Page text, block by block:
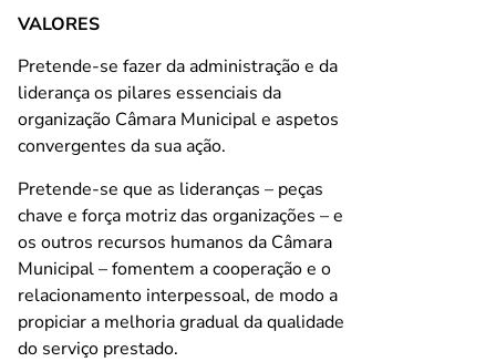
VALORES
Pretende-se fazer da administração e da
liderança os pilares essenciais da
organização Câmara Municipal e aspetos
convergentes da sua ação.
Pretende-se que as lideranças – peças
chave e força motriz das organizações – e
os outros recursos humanos da Câmara
Municipal – fomentem a cooperação e o
relacionamento interpessoal, de modo a
propiciar a melhoria gradual da qualidade
do serviço prestado.